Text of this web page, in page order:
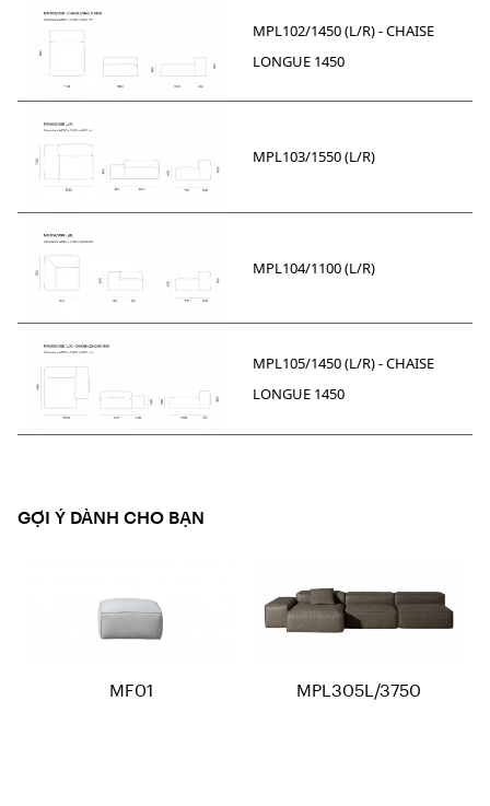
MPL102/1450 (L/R) - CHAISE
LONGUE 1450
MPL103/1550 (L/R)
MPL104/1100 (L/R)
MPL105/1450 (L/R) - CHAISE
LONGUE 1450
GỢI Ý DÀNH CHO BẠN
MF01 MPL305L/3750